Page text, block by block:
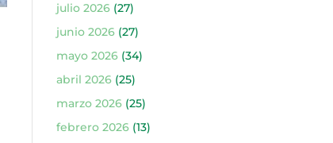
julio 2026(27)
junio 2026(27)
mayo 2026(34)
abril 2026(25)
marzo 2026(25)
febrero 2026(13)